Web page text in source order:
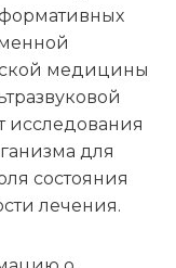
медицины
исследования
для
состояния
лечения.